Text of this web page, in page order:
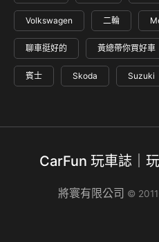
Volkswagen 二輪
聊車挺好的 黃總帶你買好車
賓士 Skoda Suzuki
CarFun 玩車誌｜
將寰有限公司 ©